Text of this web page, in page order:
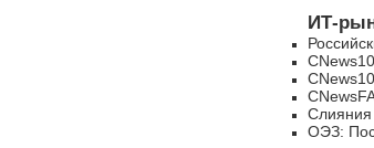
ИТ-
Слияния
ОЭЗ: